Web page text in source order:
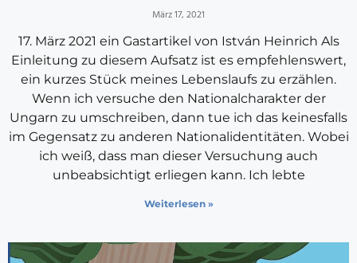
März 17, 2021
17. März 2021 ein Gastartikel von István Heinrich Als
Einleitung zu diesem Aufsatz ist es empfehlenswert,
ein kurzes Stück meines Lebenslaufs zu erzählen.
Wenn ich versuche den Nationalcharakter der
Ungarn zu umschreiben, dann tue ich das keinesfalls
im Gegensatz zu anderen Nationalidentitäten. Wobei
ich weiß, dass man dieser Versuchung auch
unbeabsichtigt erliegen kann. Ich lebte
Weiterlesen »